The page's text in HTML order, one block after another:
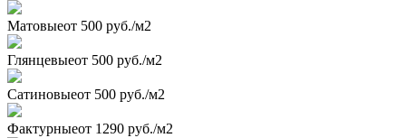
Матовыеот 500 руб./м2
Глянцевыеот 500 руб./м2
Сатиновыеот 500 руб./м2
Фактурныеот 1290 руб./м2